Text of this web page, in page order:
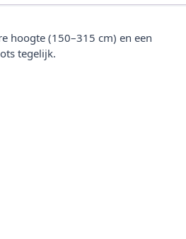
hoogte (150–315 cm) en een
tegelijk.